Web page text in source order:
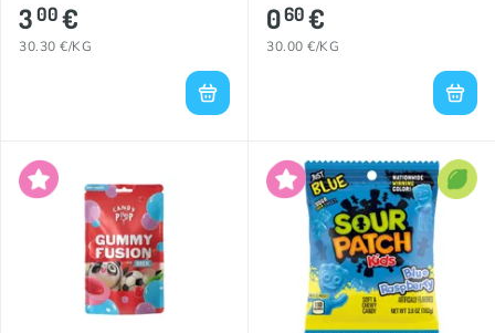
300€
30.30 €/KG
060€
30.00 €/KG